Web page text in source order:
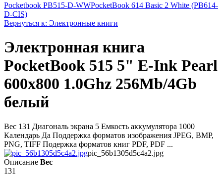
Pocketbook PB515-D-WWPocketBook 614 Basic 2 White (PB614-
D-CIS)
Вернуться к: Электронные книги
Электронная книга
PocketBook 515 5" E-Ink Pearl
600x800 1.0Ghz 256Mb/4Gb
белый
Вес 131 Диагональ экрана 5 Емкость аккумулятора 1000
Календарь Да Поддержка форматов изображения JPEG, BMP,
PNG, TIFF Подержка форматов книг PDF, PDF ...
pic_56b1305d5c4a2.jpg
Описание Вес
131